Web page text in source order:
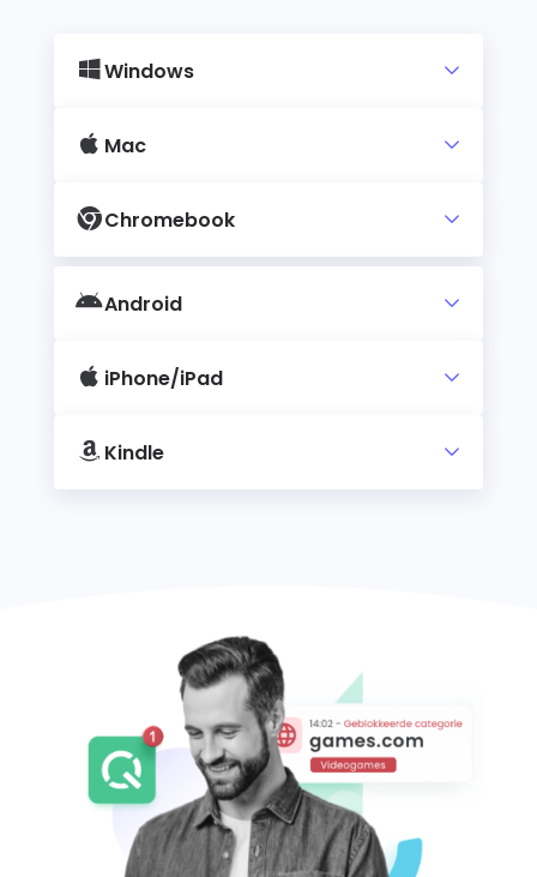
Windows
Mac
Chromebook
Android
iPhone/iPad
Kindle